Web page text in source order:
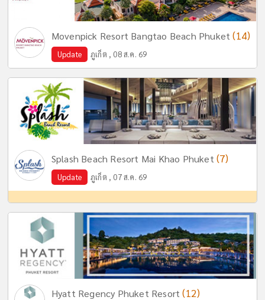
Movenpick Resort Bangtao Beach Phuket(14)
Update ภูเก็ต , 08 ส.ค. 69
Splash Beach Resort Mai Khao Phuket (7)
Update ภูเก็ต , 07 ส.ค. 69
Hyatt Regency Phuket Resort(12)